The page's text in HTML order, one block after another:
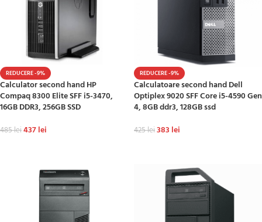
REDUCERE -9%
Calculator second hand HP
Compaq 8300 Elite SFF i5-3470,
16GB DDR3, 256GB SSD
485lei437lei
REDUCERE -9%
Calculatoare second hand Dell
Optiplex 9020 SFF Core i5-4590 Gen
4, 8GB ddr3, 128GB ssd
425lei383 lei